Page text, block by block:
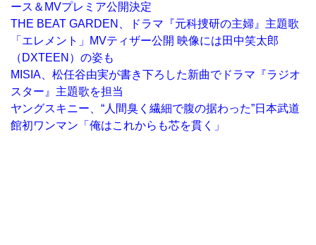
ース＆MVプレミア公開決定
THE BEAT GARDEN、ドラマ『元科捜研の主婦』主題歌
「エレメント」MVティザー公開 映像には田中笑太郎
（DXTEEN）の姿も
MISIA、松任谷由実が書き下ろした新曲でドラマ『ラジオ
スター』主題歌を担当
ヤングスキニー、“人間臭く繊細で腹の据わった”日本武道
館初ワンマン「俺はこれからも芯を貫く」